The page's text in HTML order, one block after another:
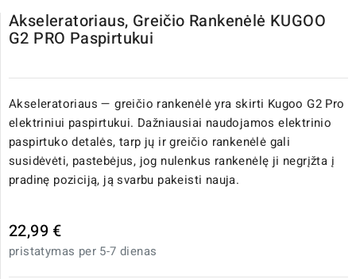
Akseleratoriaus, Greičio Rankenėlė KUGOO
G2 PRO Paspirtukui
Akseleratoriaus — greičio rankenėlė yra skirti Kugoo G2 Pro
elektriniui paspirtukui. Dažniausiai naudojamos elektrinio
paspirtuko detalės, tarp jų ir greičio rankenėlė gali
susidėvėti, pastebėjus, jog nulenkus rankenėlę ji negrįžta į
pradinę poziciją, ją svarbu pakeisti nauja.
22,99 €
pristatymas per 5-7 dienas